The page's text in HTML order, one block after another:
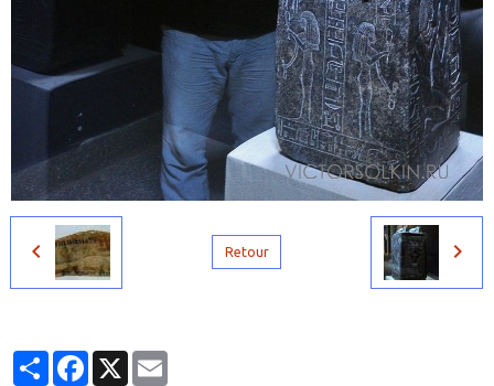
Retour
PartagerFacebook
X